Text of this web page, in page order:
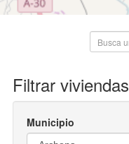
Filtrar viviendas
Municipio